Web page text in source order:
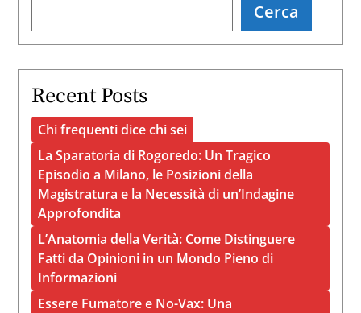
Cerca
Recent Posts
Chi frequenti dice chi sei
La Sparatoria di Rogoredo: Un Tragico
Episodio a Milano, le Posizioni della
Magistratura e la Necessità di un’Indagine
Approfondita
L’Anatomia della Verità: Come Distinguere
Fatti da Opinioni in un Mondo Pieno di
Informazioni
Essere Fumatore e No-Vax: Una